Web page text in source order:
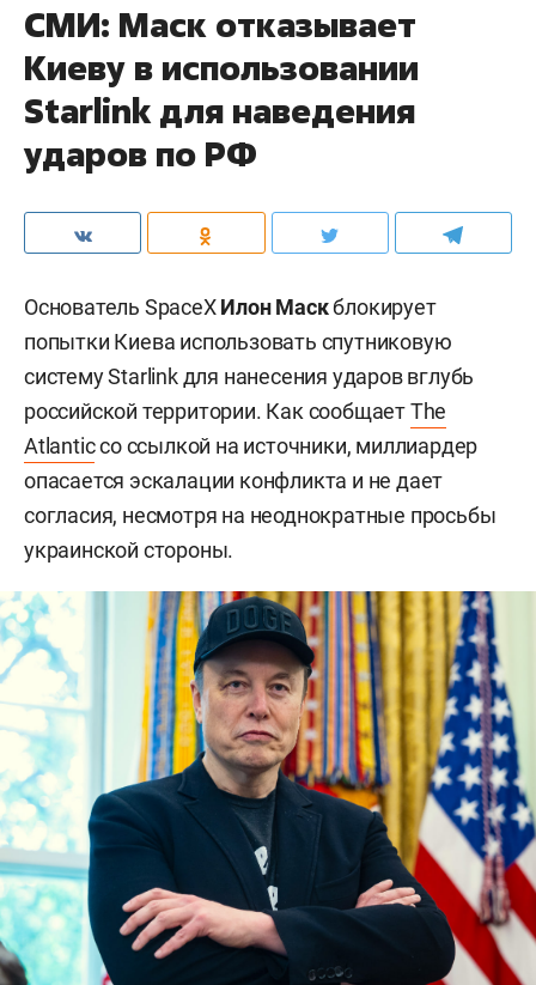
СМИ: Маск отказывает
Киеву в использовании
Starlink для наведения
ударов по РФ
Основатель SpaceXИлон Маскблокирует
попытки Киева использовать спутниковую
систему Starlink для нанесения ударов вглубь
российской территории. Как сообщаетThe
Atlanticсо ссылкой на источники, миллиардер
опасается эскалации конфликта и не дает
согласия, несмотря на неоднократные просьбы
украинской стороны.